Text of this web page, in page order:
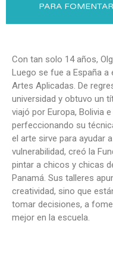
PARA
Con tan solo 14 años,
Luego se fue a España a
Artes Aplicadas. De
universidad y obtuvo un
viajó por Europa, Bolivia
perfeccionando su
el arte sirve para ayudar
vulnerabilidad, creó la
pintar a chicos y chicas
Panamá. Sus talleres
creatividad, sino que
tomar decisiones, a
mejor en la escuela.